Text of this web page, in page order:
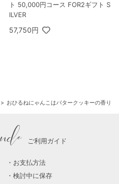
ト 50,000円コース FOR2ギフト S
ILVER
57,750円
おひるねにゃんこはバタークッキーの香り
ご利用ガイド
お支払方法
検討中に保存